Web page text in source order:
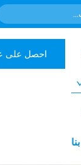
احصل على